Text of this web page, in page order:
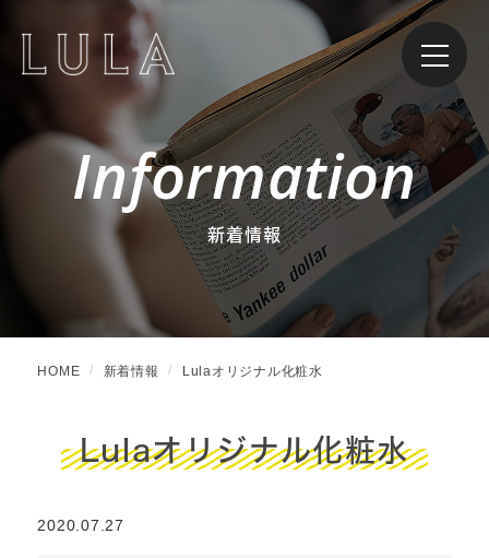
Information
新着情報
HOME 新着情報 Lulaオリジナル化粧水
Lulaオリジナル化粧水
2020.07.27